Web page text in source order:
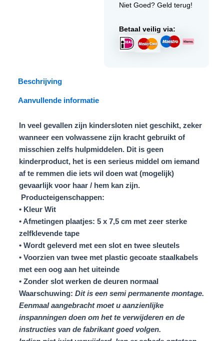
Niet Goed? Geld terug!
Betaal veilig via:
Beschrijving
Aanvullende informatie
In veel gevallen zijn kindersloten niet geschikt, zeker
wanneer een volwassene zijn kracht gebruikt of
misschien zelfs hulpmiddelen. Dit is geen
kinderproduct, het is een serieus middel om iemand
af te remmen die iets wil doen wat (mogelijk)
gevaarlijk voor haar / hem kan zijn.
Producteigenschappen:
• Kleur Wit
• Afmetingen plaatjes: 5 x 7,5 cm met zeer sterke
zelfklevende tape
• Wordt geleverd met een slot en twee sleutels
• Voorzien van twee met plastic gecoate staalkabels
met een oog aan het uiteinde
• Zonder slot werken de deuren normaal
Waarschuwing: Dit is een semi permanente montage.
Eenmaal aangebracht moet u aanzienlijke
inspanningen doen om het te verwijderen en de
instructies van de fabrikant goed volgen.